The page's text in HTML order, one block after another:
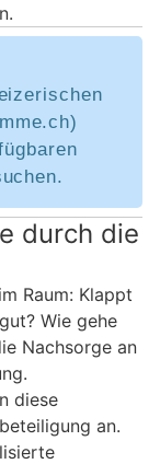
durch die
Raum: Klappt
Wie gehe
Nachsorge an
diese
an.